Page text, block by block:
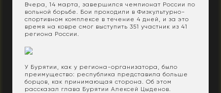
Вчера, 14 марта, завершился чемпионат России по
вольной борьбе. Бои проходили в Физкультурно-
спортивном комплексе в течение 4 дней, и за это
время на ковре смог выступить 351 участник из 41
региона России.
У Бурятии, как у региона-организатора, было
преимущество: республика представила больше
борцов, как принимающая сторона. Об этом
рассказал глава Бурятии Алексей Цыденов.